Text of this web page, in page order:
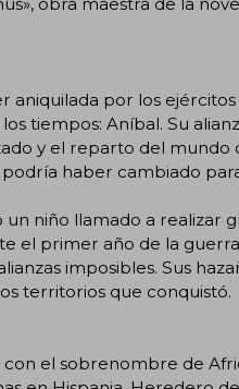
aniquilada por los
tiempos: Aníbal. Su
y el reparto del mundo
haber cambiado
niño llamado a realizar
el primer año de la
imposibles. Sus
territorios que conquistó.
el sobrenombre de